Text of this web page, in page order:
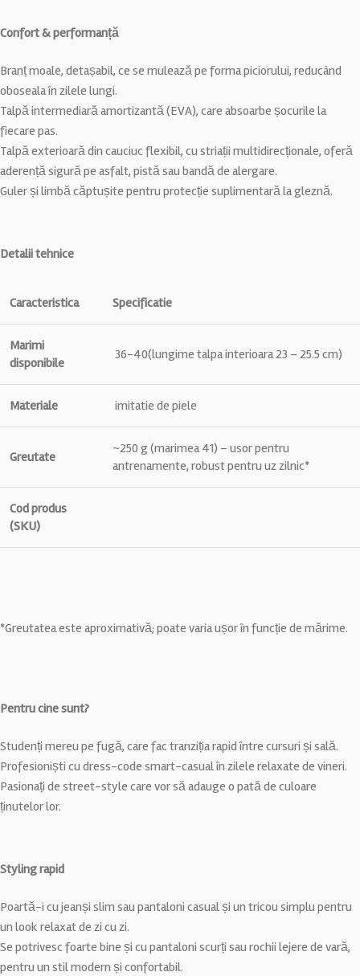
Confort & performanță
Branț moale, detașabil, ce se mulează pe forma piciorului, reducând
oboseala în zilele lungi.
Talpă intermediară amortizantă (EVA), care absoarbe șocurile la
fiecare pas.
Talpă exterioară din cauciuc flexibil, cu striații multidirecționale, oferă
aderență sigură pe asfalt, pistă sau bandă de alergare.
Guler și limbă căptușite pentru protecție suplimentară la gleznă.
Detalii tehnice
Caracteristica Specificatie
Marimi
disponibile
36-40(lungime talpa interioara 23 – 25.5 cm)
Materiale imitatie de piele
Greutate
~250 g (marimea 41) – usor pentru
antrenamente, robust pentru uz zilnic*
Cod produs
(SKU)
*Greutatea este aproximativă; poate varia ușor în funcție de mărime.
Pentru cine sunt?
Studenți mereu pe fugă, care fac tranziția rapid între cursuri și sală.
Profesioniști cu dress-code smart-casual în zilele relaxate de vineri.
Pasionați de street-style care vor să adauge o pată de culoare
ținutelor lor.
Styling rapid
Poartă-i cu jeanși slim sau pantaloni casual și un tricou simplu pentru
un look relaxat de zi cu zi.
Se potrivesc foarte bine și cu pantaloni scurți sau rochii lejere de vară,
pentru un stil modern și confortabil.